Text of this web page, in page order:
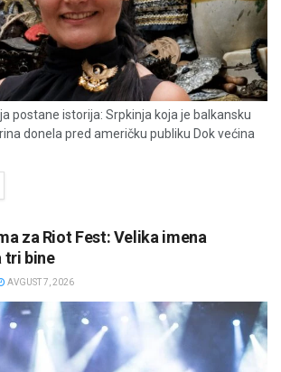
postane istorija: Srpkinja koja je balkansku
donela pred američku publiku Dok većina
za Riot Fest: Velika imena
tri bine
AVGUST 7, 2026